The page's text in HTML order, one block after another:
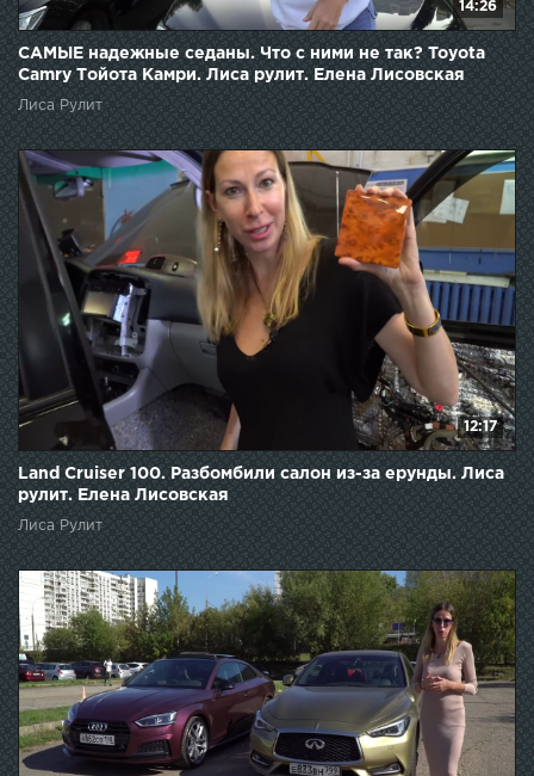
14:26
САМЫЕ надежные седаны. Что с ними не так? Toyota
Camry Тойота Камри. Лиса рулит. Елена Лисовская
Лиса Рулит
12:17
Land Cruiser 100. Разбомбили салон из-за ерунды. Лиса
рулит. Елена Лисовская
Лиса Рулит